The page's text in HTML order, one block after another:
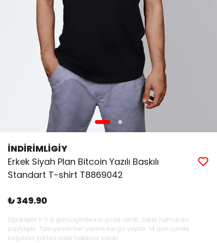
İNDİRİMLİGİY
Erkek Siyah Plan Bitcoin Yazılı Baskılı
Standart T-shirt T8869042
₺ 349.90
Siparişler 1-3 iş günü içinde kargoya verilir, takip numarası
paylaşılır. Türkiye’nin her yerine kargo yapılır. 14 gün içinde
koşulsuz şartsız iade hakkınız vardır.